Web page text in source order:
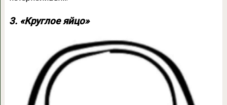
3. «Круглое яйцо»